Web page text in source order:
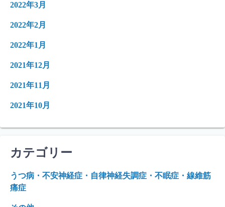
2022年3月
2022年2月
2022年1月
2021年12月
2021年11月
2021年10月
カテゴリー
うつ病・不安神経症・自律神経失調症・不眠症・線維筋
痛症